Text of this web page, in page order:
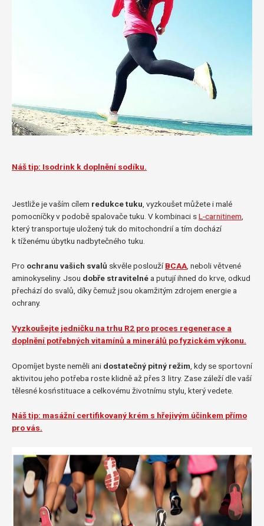
Náš tip: Isodrink k doplnění sodíku.
Jestliže je vaším cílem redukce tuku, vyzkoušet můžete i malé
pomocníčky v podobě spalovače tuku. V kombinaci sL-carnitinem,
který transportuje uložený tuk do mitochondrií a tím dochází
k tíženému úbytku nadbytečného tuku.
Pro ochranu vašich svalů skvěle posloužíBCAA, neboli větvené
aminokyseliny. Jsou dobře stravitelnéa putují ihned do krve, odkud
přechází do svalů, díky čemuž jsou okamžitým zdrojem energie a
ochrany.
Vyzkoušejte jedničku na trhu R2 pro proces regenerace a
doplnění potřebných vitamínů a minerálů po fyzickém výkonu.
Opomíjet byste neměli ani dostatečný pitný režim , kdy se sportovní
aktivitou jeho potřeba roste klidně až přes 3 litry. Zase záleží dle vaší
tělesné kosństituace a celkovému životnímu stylu, který vedete.
Náš tip: masážní certifikovaný krém s hřejivým účinkem přímo
pro vás.